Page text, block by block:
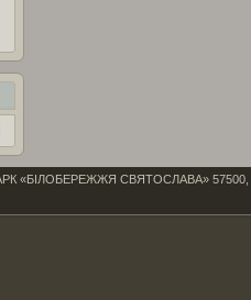
СВЯТОСЛАВА» 57500,